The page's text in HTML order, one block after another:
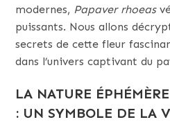
modernes, Papaver rhoeas
puissants. Nous allons
secrets de cette fleur
dans l’univers captivant du
LA NATURE
: UN SYMBOLE DE LA